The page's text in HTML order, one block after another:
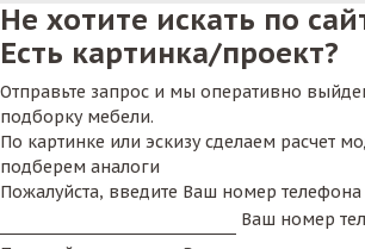
и ресторанов в Москве
вам очень понравилась. Мы готовы
покупка будет большой, то
максимально приближена к
Как бы то ни было, мы на 100%
качество продаваемой продукции.
подтвержадаем повышенной
Не хотите искать по
Есть картинка/проект?
Отправьте запрос и мы оперативно
подборку мебели.
По картинке или эскизу сделаем расчет
подберем аналоги
Пожалуйста, введите Ваш номер телефона
Ваш номер